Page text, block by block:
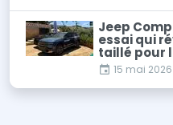
Jeep
essai qui
taillé pour
15 mai 2026